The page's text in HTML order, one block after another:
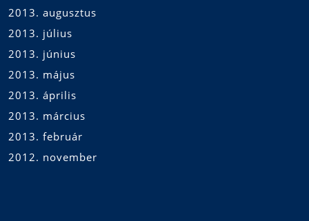
2013. augusztus
2013. július
2013. június
2013. május
2013. április
2013. március
2013. február
2012. november